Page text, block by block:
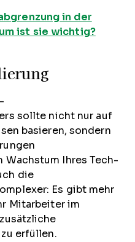
in der
ist sie wichtig?
sollte nicht nur auf
basieren, sondern
Ihres Tech-
die
Es gibt mehr
Mitarbeiter im
erfüllen.